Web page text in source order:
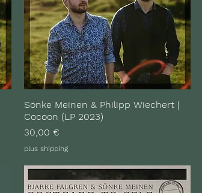
Sönke Meinen & Philipp Wiechert |
Cocoon (LP 2023)
Preis
30,00 €
plus shipping